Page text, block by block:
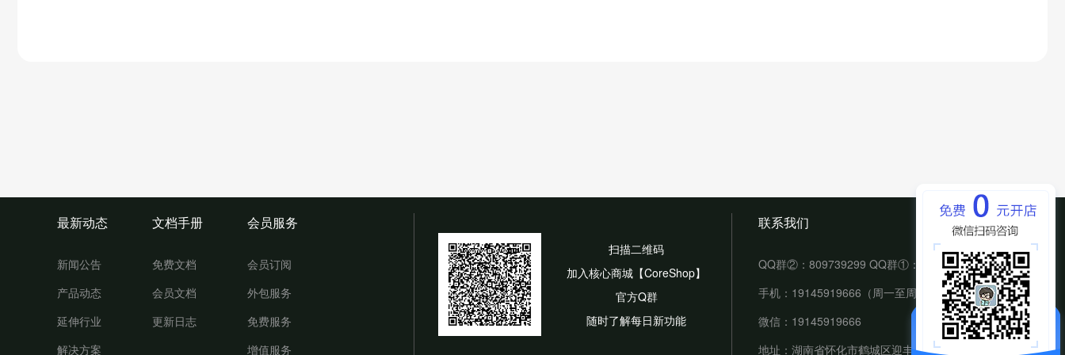
最新动态
新闻公告
产品动态
延伸行业
解决方案
文档手册
免费文档
会员文档
更新日志
会员服务
会员订阅
外包服务
免费服务
增值服务
扫描二维码
加入核心商城【CoreShop】
官方Q群
随时了解每日新功能
联系我们
QQ群②：809739299 QQ群①：70494974（满）
手机：19145919666（周一至周六： 9:00-18:00）
微信：19145919666
地址：湖南省怀化市鹤城区迎丰街道佳慧华盛堂